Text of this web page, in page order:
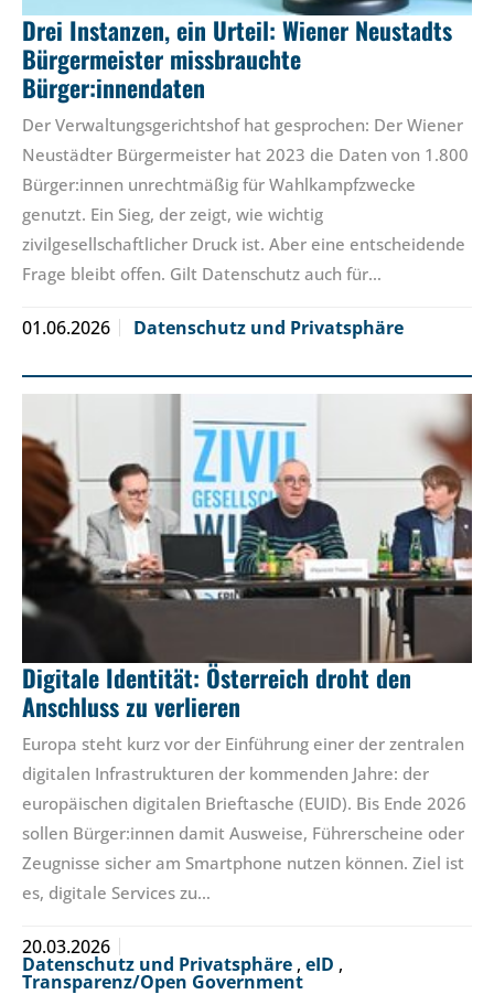
Drei Instanzen, ein Urteil: Wiener Neustadts
Bürgermeister missbrauchte
Bürger:innendaten
Der Verwaltungsgerichtshof hat gesprochen: Der Wiener
Neustädter Bürgermeister hat 2023 die Daten von 1.800
Bürger:innen unrechtmäßig für Wahlkampfzwecke
genutzt. Ein Sieg, der zeigt, wie wichtig
zivilgesellschaftlicher Druck ist. Aber eine entscheidende
Frage bleibt offen. Gilt Datenschutz auch für…
01.06.2026 Datenschutz und Privatsphäre
Digitale Identität: Österreich droht den
Anschluss zu verlieren
Europa steht kurz vor der Einführung einer der zentralen
digitalen Infrastrukturen der kommenden Jahre: der
europäischen digitalen Brieftasche (EUID). Bis Ende 2026
sollen Bürger:innen damit Ausweise, Führerscheine oder
Zeugnisse sicher am Smartphone nutzen können. Ziel ist
es, digitale Services zu…
20.03.2026
Datenschutz und Privatsphäre , eID ,
Transparenz/Open Government